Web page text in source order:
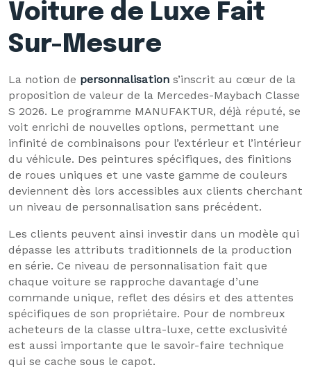
Voiture de Luxe Fait
Sur-Mesure
La notion de personnalisation s’inscrit au cœur de la
proposition de valeur de la Mercedes-Maybach Classe
S 2026. Le programme MANUFAKTUR, déjà réputé, se
voit enrichi de nouvelles options, permettant une
infinité de combinaisons pour l’extérieur et l’intérieur
du véhicule. Des peintures spécifiques, des finitions
de roues uniques et une vaste gamme de couleurs
deviennent dès lors accessibles aux clients cherchant
un niveau de personnalisation sans précédent.
Les clients peuvent ainsi investir dans un modèle qui
dépasse les attributs traditionnels de la production
en série. Ce niveau de personnalisation fait que
chaque voiture se rapproche davantage d’une
commande unique, reflet des désirs et des attentes
spécifiques de son propriétaire. Pour de nombreux
acheteurs de la classe ultra-luxe, cette exclusivité
est aussi importante que le savoir-faire technique
qui se cache sous le capot.